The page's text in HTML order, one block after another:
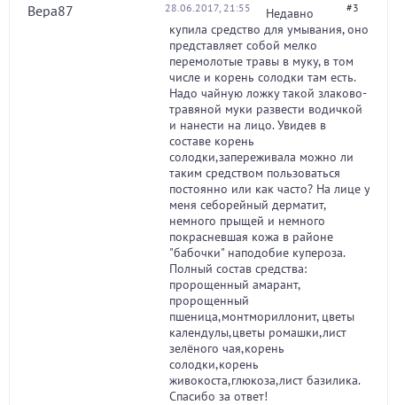
Вера87 28.06.2017, 21:55 #3
Недавно
купила средство для умывания, оно
представляет собой мелко
перемолотые травы в муку, в том
числе и корень солодки там есть.
Надо чайную ложку такой злаково-
травяной муки развести водичкой
и нанести на лицо. Увидев в
составе корень
солодки,запереживала можно ли
таким средством пользоваться
постоянно или как часто? На лице у
меня себорейный дерматит,
немного прыщей и немного
покрасневшая кожа в районе
"бабочки" наподобие купероза.
Полный состав средства:
пророщенный амарант,
пророщенный
пшеница,монтмориллонит, цветы
календулы,цветы ромашки,лист
зелёного чая,корень
солодки,корень
живокоста,глюкоза,лист базилика.
Спасибо за ответ!